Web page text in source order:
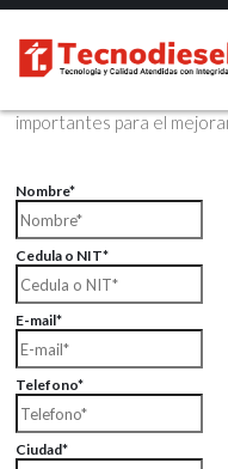
Contáctenos Vía
Envíenos sus datos con
importantes para el
Nombre*
Cedula o NIT*
E-mail*
Telefono*
Ciudad*